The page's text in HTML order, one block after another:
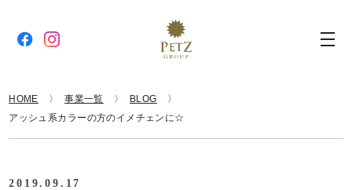
HOME 事業一覧
BLOG
アッシュ系カラーの方のイメチェンに☆
2019.09.17